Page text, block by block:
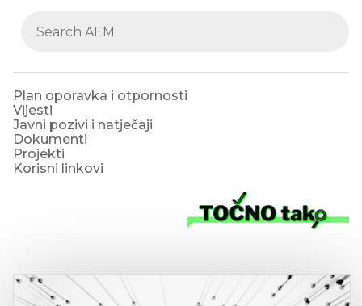
Plan oporavka i otpornosti
Vijesti
Javni pozivi i natječaji
Dokumenti
Projekti
Korisni linkovi